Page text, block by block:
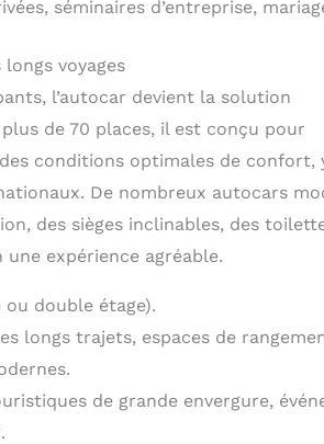
séminaires d’entreprise,
voyages
l’autocar devient la solution
de 70 places, il est conçu pour
conditions optimales de confort,
De nombreux autocars
des sièges inclinables, des
expérience agréable.
ou double étage).
longs trajets, espaces de
de grande envergure,